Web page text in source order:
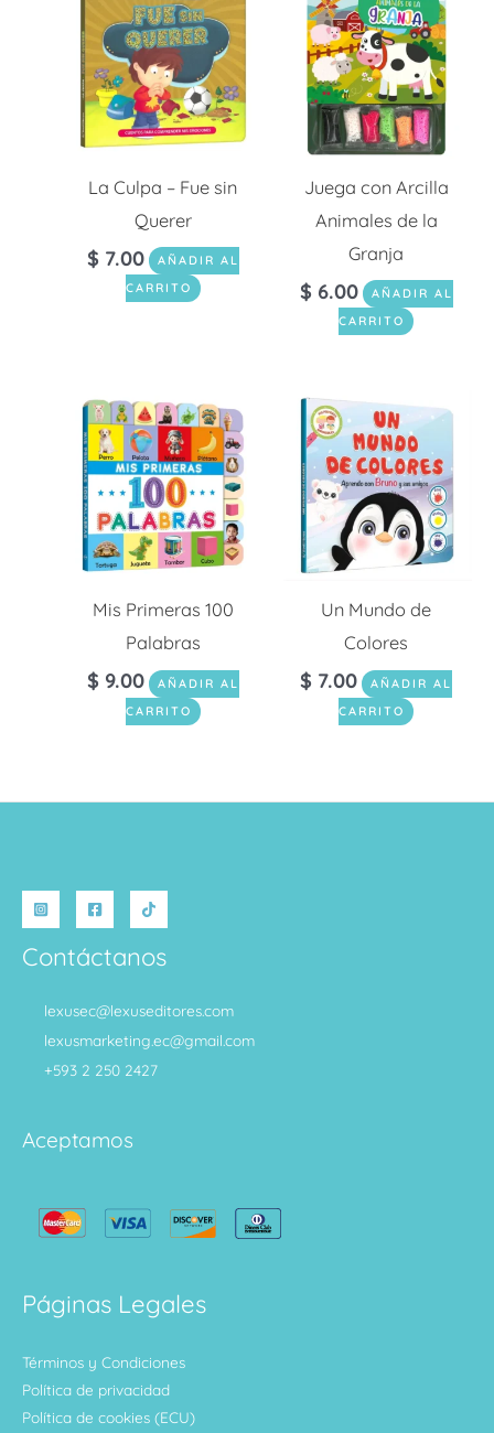
La Culpa – Fue sin
Querer
$ 7.00
AÑADIR AL
CARRITO
Juega con Arcilla
Animales de la
Granja
$ 6.00
AÑADIR AL
CARRITO
Mis Primeras 100
Palabras
$ 9.00
AÑADIR AL
CARRITO
Un Mundo de
Colores
$ 7.00
AÑADIR AL
CARRITO
Contáctanos
lexusec@lexuseditores.com
lexusmarketing.ec@gmail.com
+593 2 250 2427
Aceptamos
Páginas Legales
Términos y Condiciones
Política de privacidad
Política de cookies (ECU)